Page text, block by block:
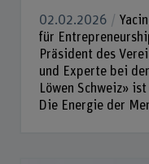
02.02.2026
für
Präsident des
und Experte bei
Löwen Schweiz»
Die Energie der